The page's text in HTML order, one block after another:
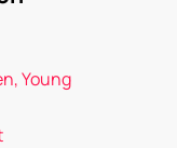
Young